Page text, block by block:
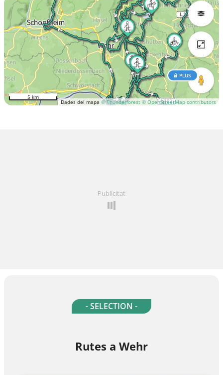
Dades del mapa © Thunderforest © OpenStreetMap contributors
PLUS
5 km
Publicitat
- SELECTION -
Rutes a Wehr